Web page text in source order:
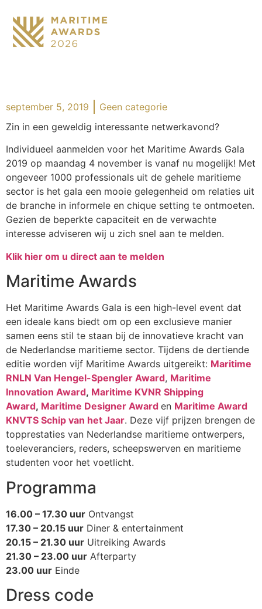
september 5, 2019
Geen categorie
Zin in een geweldig interessante netwerkavond?
Individueel aanmelden voor het Maritime Awards Gala
2019 op maandag 4 november is vanaf nu mogelijk! Met
ongeveer 1000 professionals uit de gehele maritieme
sector is het gala een mooie gelegenheid om relaties uit
de branche in informele en chique setting te ontmoeten.
Gezien de beperkte capaciteit en de verwachte
interesse adviseren wij u zich snel aan te melden.
Klik hier om u direct aan te melden
Maritime Awards
Het Maritime Awards Gala is een high-level event dat
een ideale kans biedt om op een exclusieve manier
samen eens stil te staan bij de innovatieve kracht van
de Nederlandse maritieme sector. Tijdens de dertiende
editie worden vijf Maritime Awards uitgereikt: Maritime
RNLN Van Hengel-Spengler Award, Maritime
Innovation Award, Maritime KVNR Shipping
Award, Maritime Designer Award en Maritime Award
KNVTS Schip van het Jaar. Deze vijf prijzen brengen de
topprestaties van Nederlandse maritieme ontwerpers,
toeleveranciers, reders, scheepswerven en maritieme
studenten voor het voetlicht.
Programma
16.00 – 17.30 uur Ontvangst
17.30 – 20.15 uur Diner & entertainment
20.15 – 21.30 uur Uitreiking Awards
21.30 – 23.00 uur Afterparty
23.00 uur Einde
Dress code